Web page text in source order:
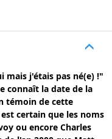
mais j'étais pas né(e) !"
connaît la date de la
témoin de cette
certain que les noms
ou encore Charles